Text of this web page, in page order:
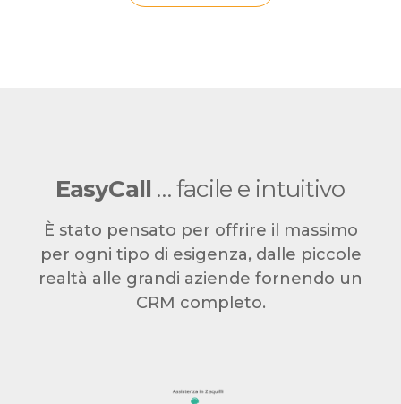
EasyCall … facile e intuitivo
È stato pensato per offrire il massimo
per ogni tipo di esigenza, dalle piccole
realtà alle grandi aziende fornendo un
CRM completo.